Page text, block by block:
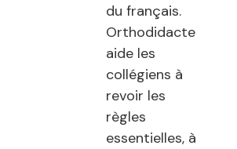
du français.
Orthodidacte
aide les
collégiens à
revoir les
règles
essentielles, à